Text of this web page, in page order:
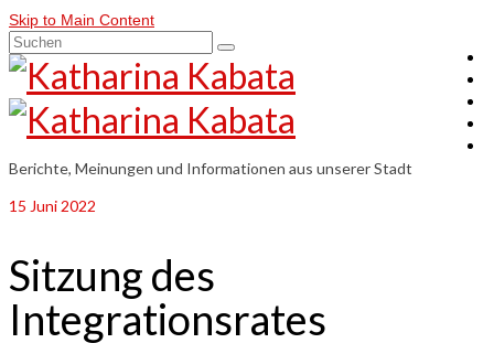
Skip to Main Content
Suchen
nach:
Berichte, Meinungen und Informationen aus unserer Stadt
15 Juni 2022
Sitzung des
Integrationsrates